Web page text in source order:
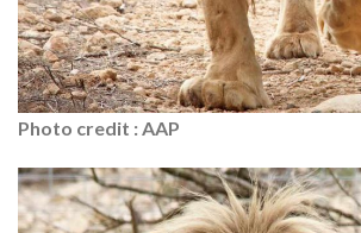
Photo credit : AAP